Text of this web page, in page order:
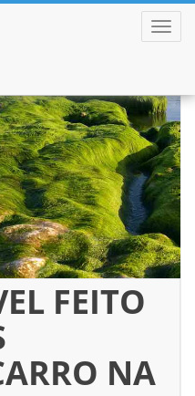
FEITO
NA